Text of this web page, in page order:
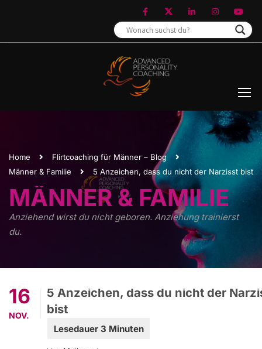
Home
Flirtcoaching für Männer – Blog
Männer & Familie
5 Anzeichen, dass du nicht der Narzisst bist
MÄNNER & FAMILIE
Anziehend wirst du nicht geboren. Anziehung trainierst
du.
16
NOV.
5 Anzeichen, dass du nicht der
bist